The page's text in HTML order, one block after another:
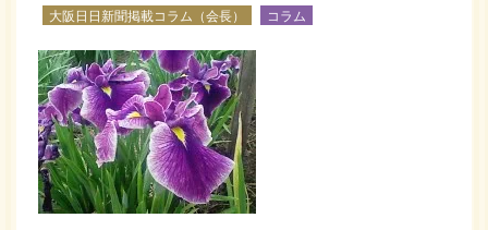
大阪日日新聞掲載コラム（会長） コラム